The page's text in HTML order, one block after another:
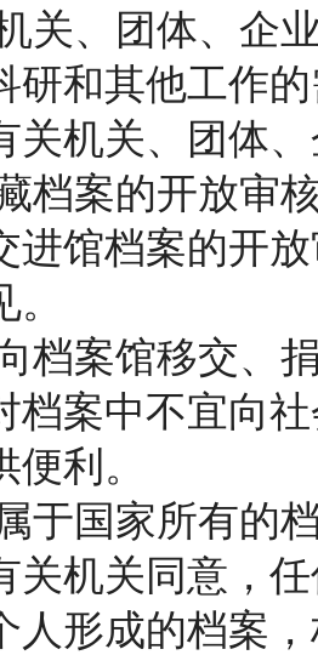
关、团体、企
研和其他工作
关机关、团体
档案的开放审
进馆档案的开
档案馆移交、
档案中不宜向
利。
于国家所有的
关机关同意，
人形成的档案